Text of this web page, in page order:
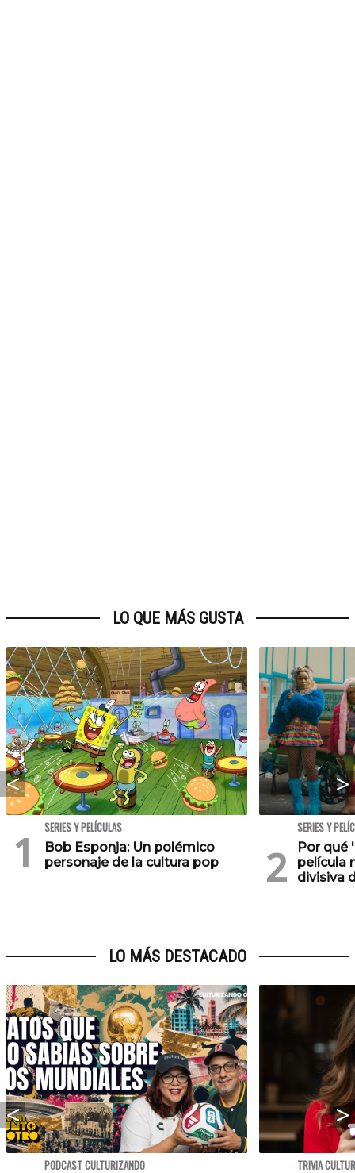
LO QUE MÁS GUSTA
SERIES Y PELÍCULAS
Bob Esponja: Un polémico
personaje de la cultura pop
SERIES Y
Por qué
película
divisiva
LO MÁS DESTACADO
PODCAST CULTURIZANDO TRIVIA